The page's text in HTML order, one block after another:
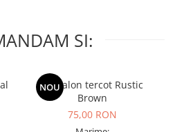
SI:
NOU
Pantalon tercot Rustic
Brown
75,00 RON